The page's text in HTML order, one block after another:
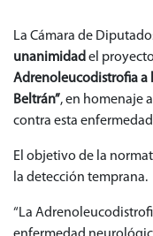
La Cámara de
unanimidadel
Adrenoleucodistrofia a
Beltrán”, en homenaje
contra esta
El objetivo de la
la detección temprana.
“La